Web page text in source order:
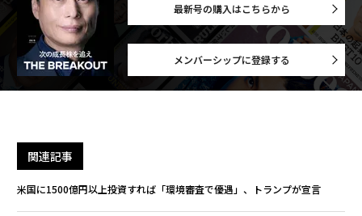
最新号の購入はこちらから
メンバーシップに登録する
関連記事
米国に1500億円以上投資すれば「環境審査で優遇」、トランプが宣言